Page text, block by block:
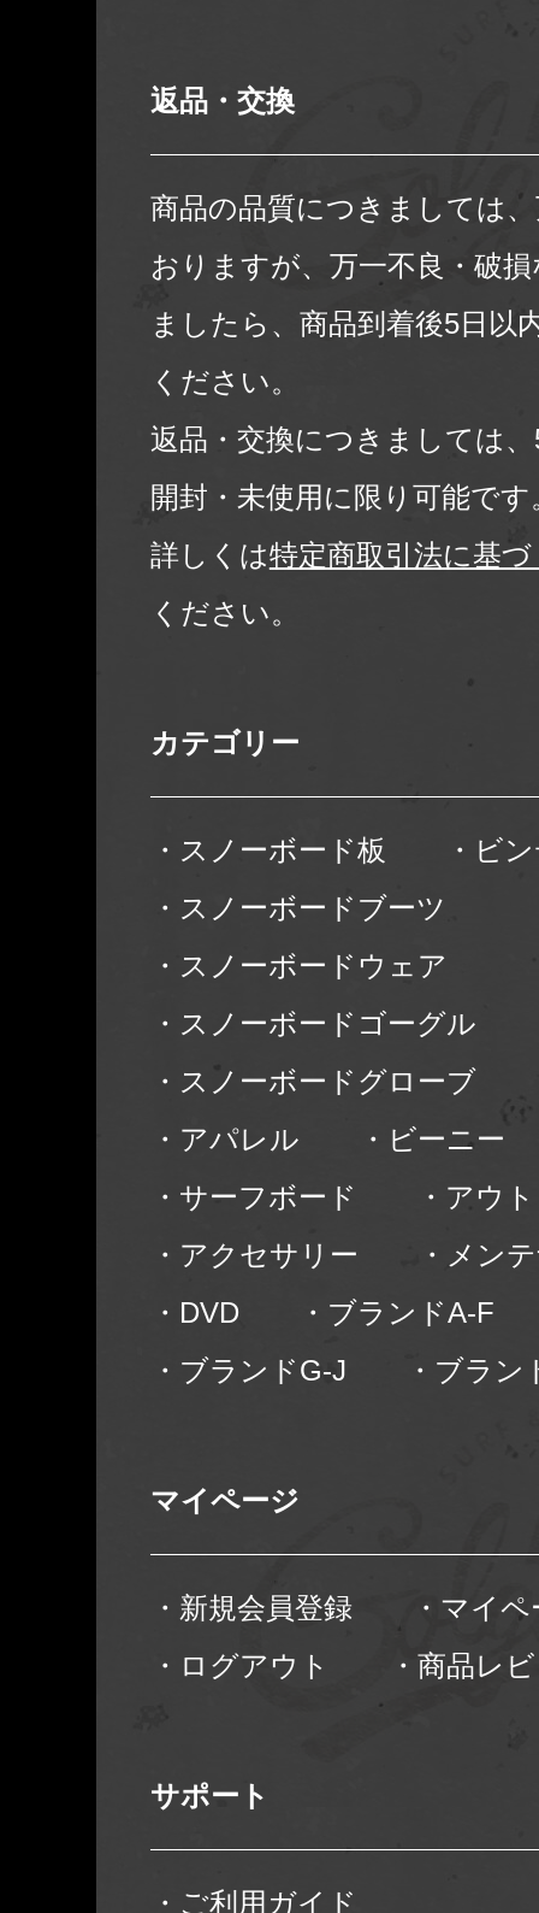
返品・交換
商品の品質につきましては
おりますが、万一不良・破
ましたら、商品到着後5日以
ください。
返品・交換につきましては
開封・未使用に限り可能です
詳しくは特定商取引法に基
ください。
カテゴリー
・スノーボード板
・ビ
・スノーボードブーツ
・スノーボードウェア
・スノーボードゴーグル
・スノーボードグローブ
・アパレル
・ビーニー
・サーフボード
・アウ
・アクセサリー
・メン
・DVD
・ブランドA-F
・ブランドG-J
・ブラン
マイページ
・新規会員登録
・マイ
・ログアウト
・商品レ
サポート
・ご利用ガイド